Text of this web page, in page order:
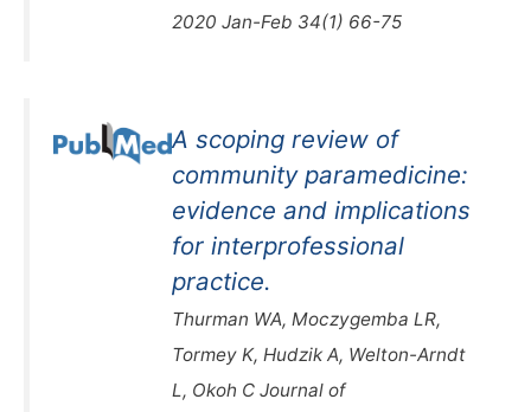
2020 Jan-Feb 34(1) 66-75
A scoping review of
community paramedicine:
evidence and implications
for interprofessional
practice.
Thurman WA, Moczygemba LR,
Tormey K, Hudzik A, Welton-Arndt
L, Okoh C Journal of